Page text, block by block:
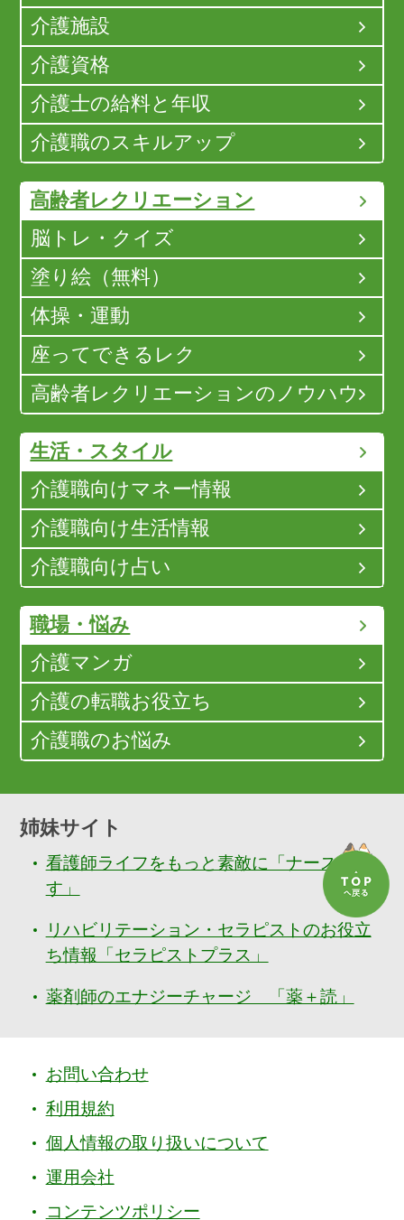
介護施設
介護資格
介護士の給料と年収
介護職のスキルアップ
高齢者レクリエーション
脳トレ・クイズ
塗り絵（無料）
体操・運動
座ってできるレク
高齢者レクリエーションのノウハウ
生活・スタイル
介護職向けマネー情報
介護職向け生活情報
介護職向け占い
職場・悩み
介護マンガ
介護の転職お役立ち
介護職のお悩み
姉妹サイト
看護師ライフをもっと素敵に「ナースぷら
す」
リハビリテーション・セラピストのお役立
ち情報「セラピストプラス」
薬剤師のエナジーチャージ 「薬＋読」
お問い合わせ
利用規約
個人情報の取り扱いについて
運用会社
コンテンツポリシー